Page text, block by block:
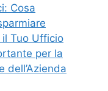
Cosa
Tuo Ufficio
per la
dell’Azienda